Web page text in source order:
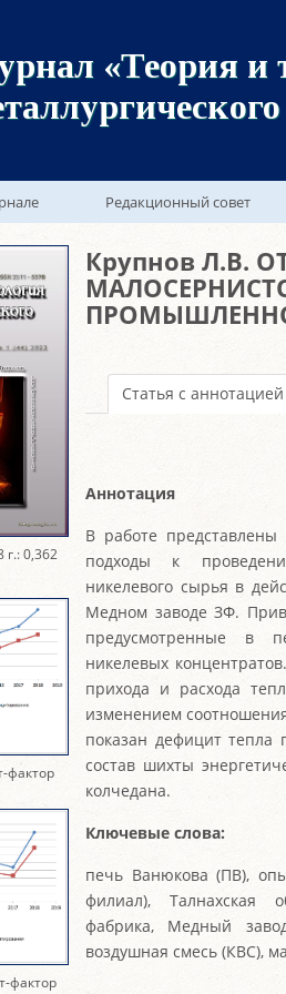
«Теория и
Редакционный совет
г.: 0,362
фактор
фактор
Крупнов Л.В.
Статья с аннотацией
Аннотация
В работе
подходы к
никелевого сырья в
Медном заводе ЗФ.
предусмотренные в
никелевых
прихода и расхода
изменением
показан дефицит тепла
состав шихты
колчедана.
Ключевые слова:
печь Ванюкова (ПВ),
филиал), Талнахская
фабрика, Медный
воздушная смесь (КВС),